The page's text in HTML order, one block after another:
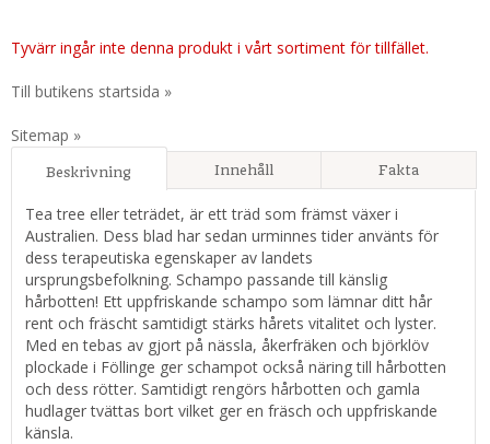
Tyvärr ingår inte denna produkt i vårt sortiment för tillfället.
Till butikens startsida »
Sitemap »
Beskrivning Innehåll Fakta
Tea tree eller teträdet, är ett träd som främst växer i
Australien. Dess blad har sedan urminnes tider använts för
dess terapeutiska egenskaper av landets
ursprungsbefolkning. Schampo passande till känslig
hårbotten! Ett uppfriskande schampo som lämnar ditt hår
rent och fräscht samtidigt stärks hårets vitalitet och lyster.
Med en tebas av gjort på nässla, åkerfräken och björklöv
plockade i Föllinge ger schampot också näring till hårbotten
och dess rötter. Samtidigt rengörs hårbotten och gamla
hudlager tvättas bort vilket ger en fräsch och uppfriskande
känsla.